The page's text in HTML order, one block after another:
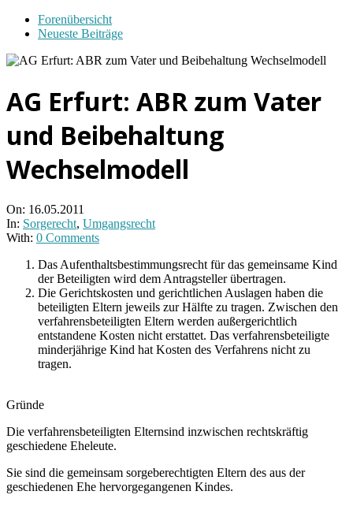
Forenübersicht
Neueste Beiträge
AG Erfurt: ABR zum Vater
und Beibehaltung
Wechselmodell
On: 16.05.2011
In: Sorgerecht, Umgangsrecht
With: 0 Comments
Das Aufenthaltsbestimmungsrecht für das gemeinsame Kind
der Beteiligten wird dem Antragsteller übertragen.
Die Gerichtskosten und gerichtlichen Auslagen haben die
beteiligten Eltern jeweils zur Hälfte zu tragen. Zwischen den
verfahrensbeteiligten Eltern werden außergerichtlich
entstandene Kosten nicht erstattet. Das verfahrensbeteiligte
minderjährige Kind hat Kosten des Verfahrens nicht zu
tragen.
Gründe
Die verfahrensbeteiligten Elternsind inzwischen rechtskräftig
geschiedene Eheleute.
Sie sind die gemeinsam sorgeberechtigten Eltern des aus der
geschiedenen Ehe hervorgegangenen Kindes.